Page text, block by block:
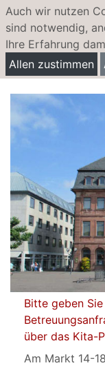
Auch wir nutzen
sind notwendig,
Ihre Erfahrung
Allen zustimmen
Hanau
Eigenbetrieb
Bitte geben
über das Kita-
Am Markt 14-18